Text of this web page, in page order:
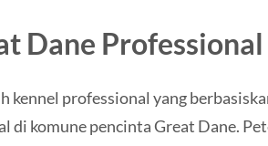
Dane
kennel professional yang
di komune pencinta Great Dane.